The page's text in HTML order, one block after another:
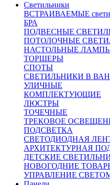
Светильники
ВСТРАИВАЕМЫЕ
БРА
ПОДВЕСНЫЕ
ПОТОЛОЧНЫЕ
НАСТОЛЬНЫЕ
ТОРШЕРЫ
СПОТЫ
СВЕТИЛЬНИКИ В
УЛИЧНЫЕ
КОМПЛЕКТУЮЩИЕ
ЛЮСТРЫ
ТОЧЕЧНЫЕ
ТРЕКОВОЕ
ПОДСВЕТКА
СВЕТОДИОДНАЯ
АРХИТЕКТУРНАЯ
ДЕТСКИЕ
НОВОГОДНИЕ
УПРАВЛЕНИЕ